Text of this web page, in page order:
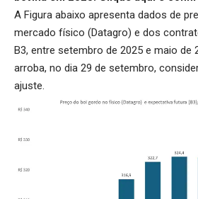
A Figura abaixo apresenta dados de
mercado físico (Datagro) e dos
B3, entre setembro de 2025 e maio de
arroba, no dia 29 de setembro,
ajuste.